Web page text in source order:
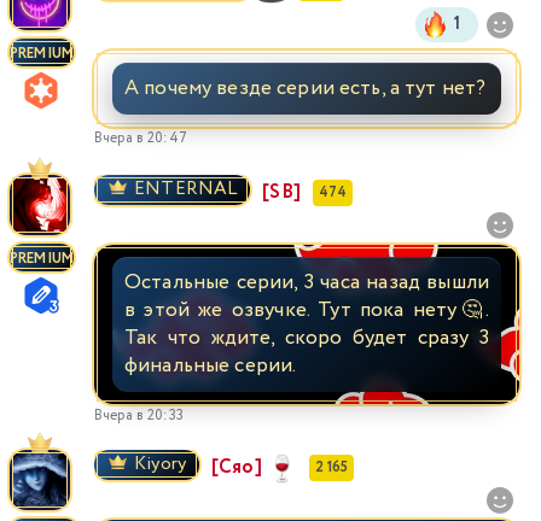
PREMIUM
1
А почему везде серии есть, а тут нет?
Вчера в 20:47
PREMIUM
ENTERNAL [SB] 474
Остальные серии, 3 часа назад вышли
в этой же озвучке. Тут пока нету🤔.
Так что ждите, скоро будет сразу 3
финальные серии.
Вчера в 20:33
Kiyory [Сяо] 2 165